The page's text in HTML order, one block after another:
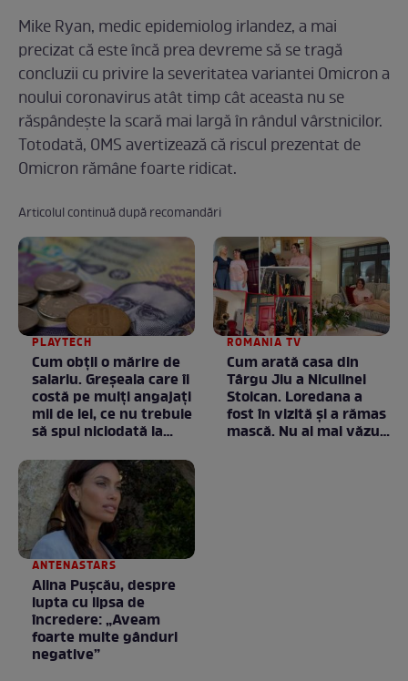
Mike Ryan, medic epidemiolog irlandez, a mai
precizat că este încă prea devreme să se tragă
concluzii cu privire la severitatea variantei Omicron a
noului coronavirus atât timp cât aceasta nu se
răspândeşte la scară mai largă în rândul vârstnicilor.
Totodată, OMS avertizează că riscul prezentat de
Omicron rămâne foarte ridicat.
Articolul continuă după recomandări
PLAYTECH
Cum obții o mărire de
salariu. Greșeala care îi
costă pe mulți angajați
mii de lei, ce nu trebuie
să spui niciodată la
ROMANIA TV
Cum arată casa din
Târgu Jiu a Niculinei
Stoican. Loredana a
fost în vizită și a rămas
mască. Nu ai mai văzut
ANTENASTARS
Alina Pușcău, despre
lupta cu lipsa de
încredere: „Aveam
foarte multe gânduri
negative”